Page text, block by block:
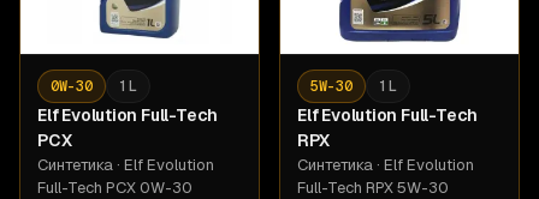
0W-30 1 L
Elf Evolution Full-Tech
PCX
Синтетика · Elf Evolution
Full-Tech PCX 0W-30
5W-30 1 L
Elf Evolution Full-Tech
RPX
Синтетика · Elf Evolution
Full-Tech RPX 5W-30